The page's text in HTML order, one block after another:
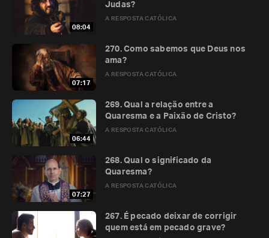
08:04
A RESPOSTA CATÓLICA
Judas?
07:17
A RESPOSTA CATÓLICA
270. Como sabemos que Deus nos
ama?
06:44
A RESPOSTA CATÓLICA
269. Qual a relação entre a
Quaresma e a Paixão de Cristo?
07:27
A RESPOSTA CATÓLICA
268. Qual o significado da
Quaresma?
267. É pecado deixar de corrigir
quem está em pecado grave?